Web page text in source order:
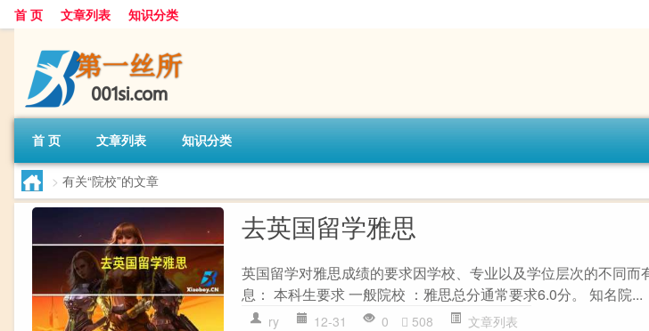
首 页 文章列表 知识分类
首 页 文章列表 知识分类
> 有关“院校”的文章
去英国留学雅思
英国留学对雅思成绩的要求因学校、专业以及学位层次的不同
息： 本科生要求 一般院校 ：雅思总分通常要求6.0分。 知名院...
ry 12-31 0 508 文章列表